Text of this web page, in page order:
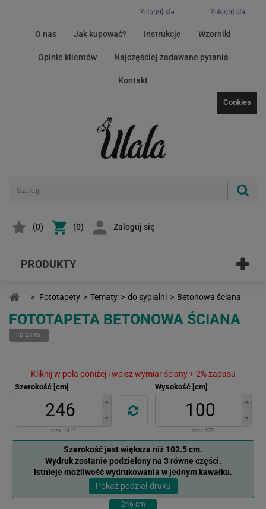
Zaloguj się
Zaloguj się
O nas Jak kupować? Instrukcje Wzorniki
Opinie klientów Najczęściej zadawane pytania
Kontakt
Cookies
(0) (0) Zaloguj się
PRODUKTY
> Fototapety > Tematy > do sypialni > Betonowa ściana
FOTOTAPETA BETONOWA ŚCIANA
ID 2515
Kliknij w pola poniżej i wpisz wymiar ściany + 2% zapasu
Szerokość [cm]
max: 1417
Wysokość [cm]
max: 575
Szerokość jest większa niż 102.5 cm.
Wydruk zostanie podzielony na 3 równe części.
Istnieje możliwość wydrukowania w jednym kawałku.
Pokaż podział druku
246 cm